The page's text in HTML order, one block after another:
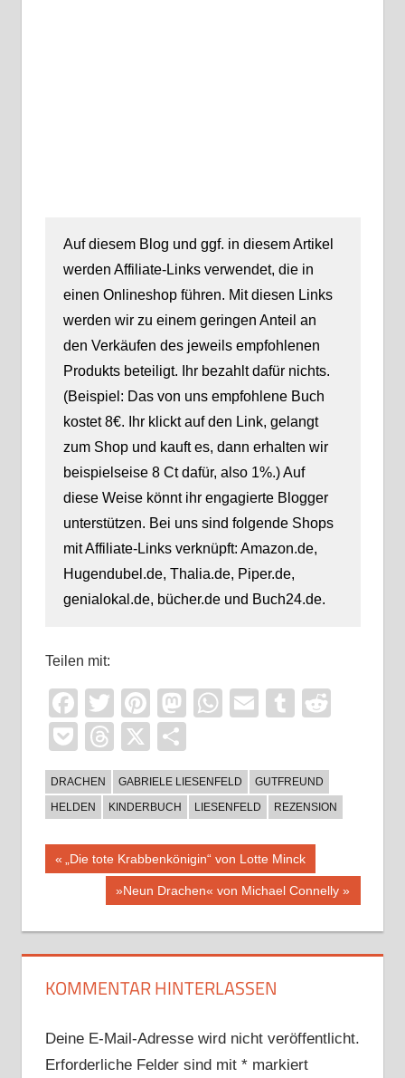
Auf diesem Blog und ggf. in diesem Artikel
werden Affiliate-Links verwendet, die in
einen Onlineshop führen. Mit diesen Links
werden wir zu einem geringen Anteil an
den Verkäufen des jeweils empfohlenen
Produkts beteiligt. Ihr bezahlt dafür nichts.
(Beispiel: Das von uns empfohlene Buch
kostet 8€. Ihr klickt auf den Link, gelangt
zum Shop und kauft es, dann erhalten wir
beispielseise 8 Ct dafür, also 1%.) Auf
diese Weise könnt ihr engagierte Blogger
unterstützen. Bei uns sind folgende Shops
mit Affiliate-Links verknüpft: Amazon.de,
Hugendubel.de, Thalia.de, Piper.de,
genialokal.de, bücher.de und Buch24.de.
Teilen mit:
Facebook
TwitterPinterest
Mastodon
WhatsApp
EmailTumblr
PocketThreads
X
DRACHEN GABRIELE LIESENFELD
GUTFREUND
HELDEN
KINDERBUCH LIESENFELD REZENSION
Beitragsnavigation
Vorheriger
Beitrag:
„Die tote Krabbenkönigin“ von Lotte Minck
Nächster
»Neun Drachen« von Michael Connelly
KOMMENTAR HINTERLASSEN
Deine E-Mail-Adresse wird nicht veröffentlicht.
Erforderliche Felder sind mit *markiert